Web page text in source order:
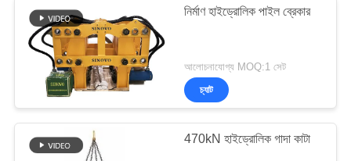
নির্মাণ হাইড্রোলিক পাইল ব্রেকার
আলোচনাযোগ্য MOQ:1 সেট
চ্যাট
470kN হাইড্রোলিক গাদা কাটা